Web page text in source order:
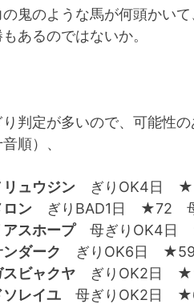
鬼のような馬が何頭かい
あるのではないか。
判定が多いので、可能性
順）、
リュウジン ぎりOK4日
ロン ぎりBAD1日 ★72
アスホープ母ぎりOK4
ダーク ぎりOK6日
スビャクヤ ぎりOK2日
ソレイユ 母ぎりOK2日